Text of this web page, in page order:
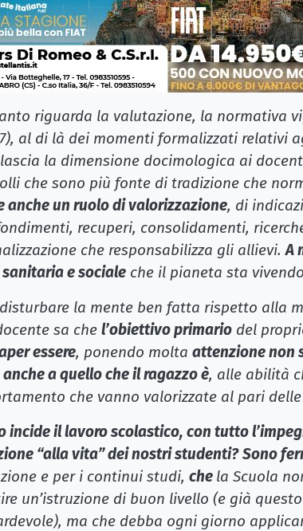
riguarda la valutazione, la normativa
al di là dei momenti formalizzati relativi
la dimensione docimologica ai
che sono più fonte di tradizione che
anche un ruolo di valorizzazione, di
recuperi, consolidamenti,
che responsabilizza gli allievi.A
e sociale che il pianeta sta
la mente ben fatta rispetto alla
sa che l’obiettivo primario del
essere, ponendo molta attenzione non
a quello che il ragazzo è, alle abilità
che vanno valorizzate al pari delle
incide il lavoro scolastico, con tutto
“alla vita” dei nostri studenti? Sono
e per i continui studi, che la Scuola
un’istruzione di buon livello (e già
ma che debba ogni giorno